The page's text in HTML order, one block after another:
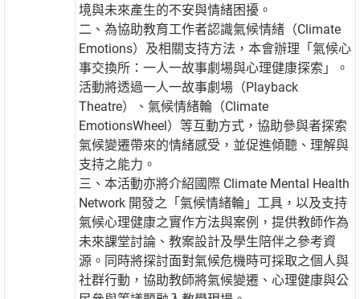
境與未來產生的不安與情緒困擾。
二、為協助教育工作者認識氣候情緒（Climate
Emotions）及相關支持方法，本會辦理「氣候心
事交換所：一人一故事劇場與心理健康探索」。
活動將透過一人一故事劇場（Playback
Theatre）、氣候情緒輪（Climate
EmotionsWheel）等互動方式，協助參與者探索
氣候變遷帶來的情緒感受，並促進傾聽、理解與
支持之能力。
三、本活動亦將介紹國際 Climate Mental Health
Network 開發之「氣候情緒輪」工具，以及支持
氣候心理健康之實作方法與案例，提供教師作為
未來課堂討論、教案設計及學生陪伴之參考資
源。同時將探討面對氣候危機時可採取之個人與
社群行動，協助教師將氣候變遷、心理健康與公